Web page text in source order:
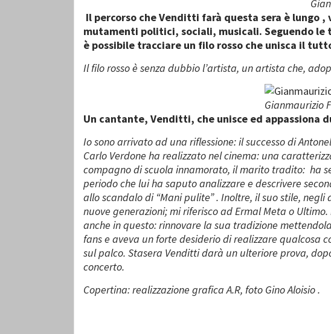
Il percorso che Venditti farà questa sera è lungo
mutamenti politici, sociali, musicali. Seguendo le
è possibile tracciare un filo rosso che unisca il
Il filo rosso è senza dubbio l’artista, un artista che,
Gianmaurizio
Un cantante, Venditti, che unisce ed appassiona
Io sono arrivato ad una riflessione: il successo di
Carlo Verdone ha realizzato nel cinema: una
compagno di scuola innamorato, il marito tradito: ha
periodo che lui ha saputo analizzare e descrivere
allo scandalo di “Mani pulite” . Inoltre, il suo stile,
nuove generazioni; mi riferisco ad Ermal Meta o
anche in questo: rinnovare la sua tradizione
fans e aveva un forte desiderio di realizzare qualcosa
sul palco. Stasera Venditti darà un ulteriore prova,
concerto.
Copertina: realizzazione grafica A.R, foto Gino Aloisio .